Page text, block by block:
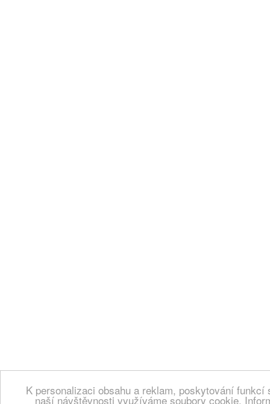
K personalizaci obsahu a reklam, poskytování
naší návštěvnosti využíváme soubory cookie.